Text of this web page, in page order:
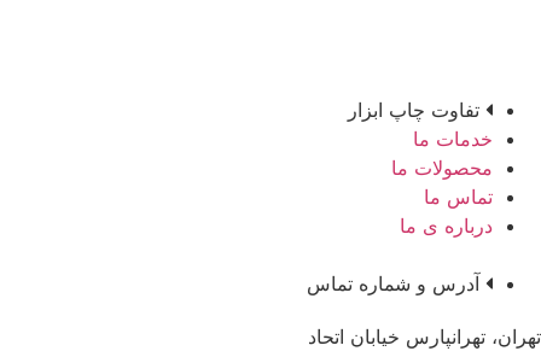
تفاوت چاپ ابزار
خدمات ما
محصولات ما
تماس ما
درباره ی ما
آدرس و شماره تماس
تهران، تهرانپارس خیابان اتحاد